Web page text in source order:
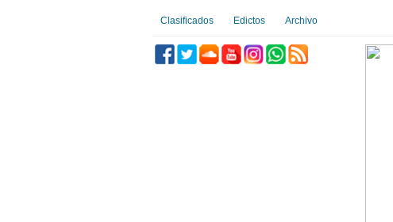
Clasificados Edictos Archivo